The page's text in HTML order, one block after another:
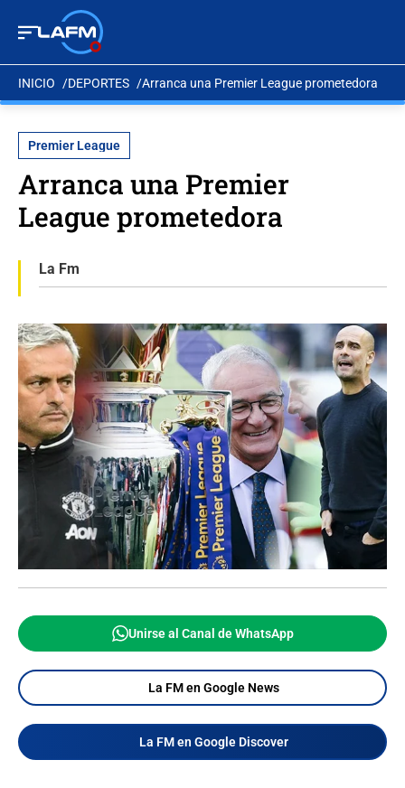
INICIO DEPORTES Arranca una Premier League prometedora
Premier League
Arranca una Premier
League prometedora
La Fm
Unirse al Canal de WhatsApp
La FM en Google News
La FM en Google Discover